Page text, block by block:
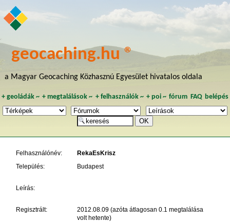
geocaching.hu ®
a Magyar Geocaching Közhasznú Egyesület hivatalos oldala
+ geoládák~ +megtalálások ~ + felhasználók~ + poi~ fórum FAQ belépés
Felhasználónév:
RekaEsKrisz
Település:
Budapest
Leírás:
Regisztrált:
2012.08.09 (azóta átlagosan 0.1 megtalálása
volt hetente)